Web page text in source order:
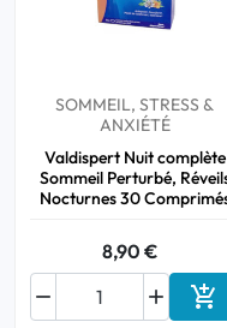
Anti-Poux
Bébé
SOMMEIL, STRESS &
ANXIÉTÉ
Valdispert Nuit complète
Sommeil Perturbé,
Nocturnes 30
8,90 €

 